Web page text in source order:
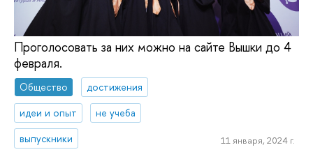
Проголосовать за них можно на сайте Вышки до 4
февраля.
Общество
достижения
идеи и опыт
не учеба
выпускники
11 января, 2024 г.